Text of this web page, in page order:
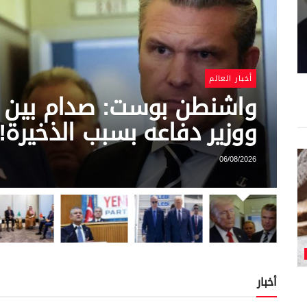
الشرق الأوسط
تقارير: أمريكا تعزز
والسعودية في ظل
إسرائيل
06/08/2026
أخبار
ويحدد 4700 دولار للأونصة